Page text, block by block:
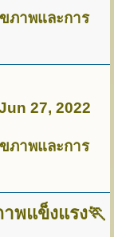
ภาพและการ
27, 2022
ภาพและการ
พแข็งแรง🏃